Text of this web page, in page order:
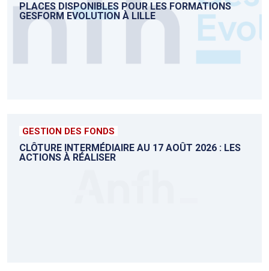
PLACES DISPONIBLES POUR LES FORMATIONS
GESFORM EVOLUTION À LILLE
GESTION DES FONDS
CLÔTURE INTERMÉDIAIRE AU 17 AOÛT 2026 : LES
ACTIONS À RÉALISER